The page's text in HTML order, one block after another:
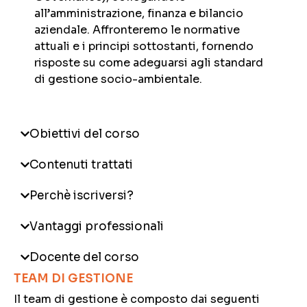
all’amministrazione, finanza e bilancio
aziendale. Affronteremo le normative
attuali e i principi sottostanti, fornendo
risposte su come adeguarsi agli standard
di gestione socio-ambientale.
Obiettivi del corso
Contenuti trattati
Perchè iscriversi?
Vantaggi professionali
Docente del corso
TEAM DI GESTIONE
Il team di gestione è composto dai seguenti